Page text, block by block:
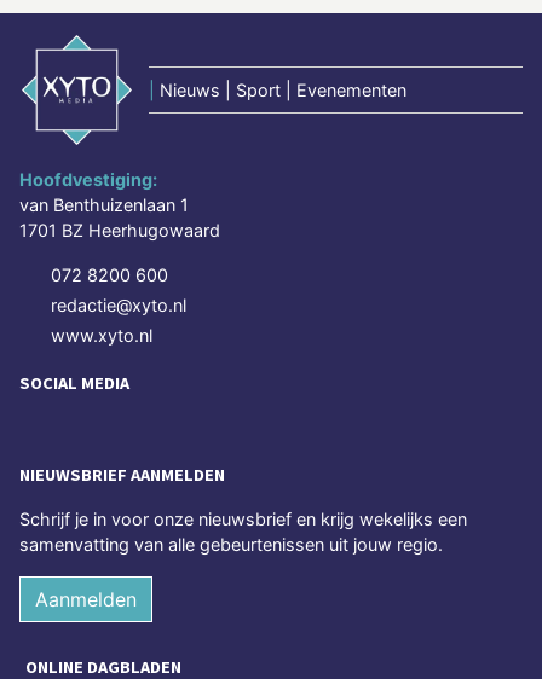
Nieuws | Sport | Evenementen
Hoofdvestiging:
van Benthuizenlaan 1
1701 BZ Heerhugowaard
072 8200 600
redactie@xyto.nl
www.xyto.nl
SOCIAL MEDIA
NIEUWSBRIEF AANMELDEN
Schrijf je in voor onze nieuwsbrief en krijg wekelijks een
samenvatting van alle gebeurtenissen uit jouw regio.
Aanmelden
ONLINE DAGBLADEN